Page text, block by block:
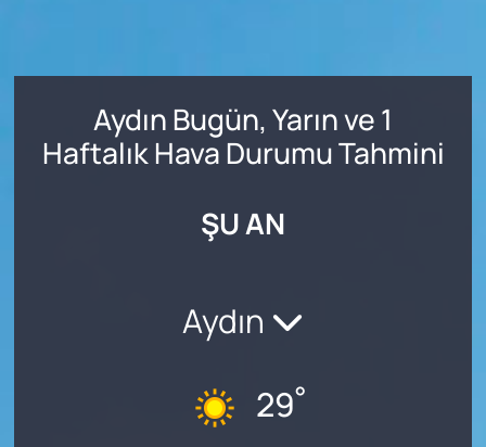
Aydın Bugün, Yarın ve 1
Haftalık Hava Durumu Tahmini
ŞU AN
Aydın
29°
SİYASET
Son Dakika Haberleri